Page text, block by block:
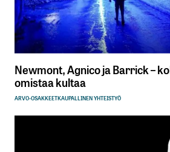
Newmont, Agnico ja Barrick –
omistaa kultaa
ARVO-OSAKKEETKAUPALLINEN YHTEISTYÖ